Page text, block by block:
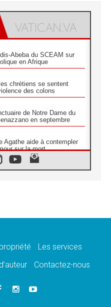
Abeba du SCEAM sur
en Afrique
chrétiens se sentent
des colons
de Notre Dame du
en septembre
Agathe aide à contempler
sur la mort
le projet Triennal d'art
diocèse
le 15 août, entre solennité
mémoire nationale
Les services
Contactez-nous